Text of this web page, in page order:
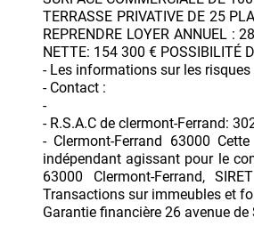
TERRASSE PRIVATIVE DE 25
REPRENDRE LOYER ANNUEL :
NETTE: 154 300 € POSSIBILITÉ
- Les informations sur les
- Contact :
-
- R.S.A.C de clermont-Ferrand:
- Clermont-Ferrand 63000
indépendant agissant pour le
63000 Clermont-Ferrand,
Transactions sur immeubles et
Garantie financière 26 avenue